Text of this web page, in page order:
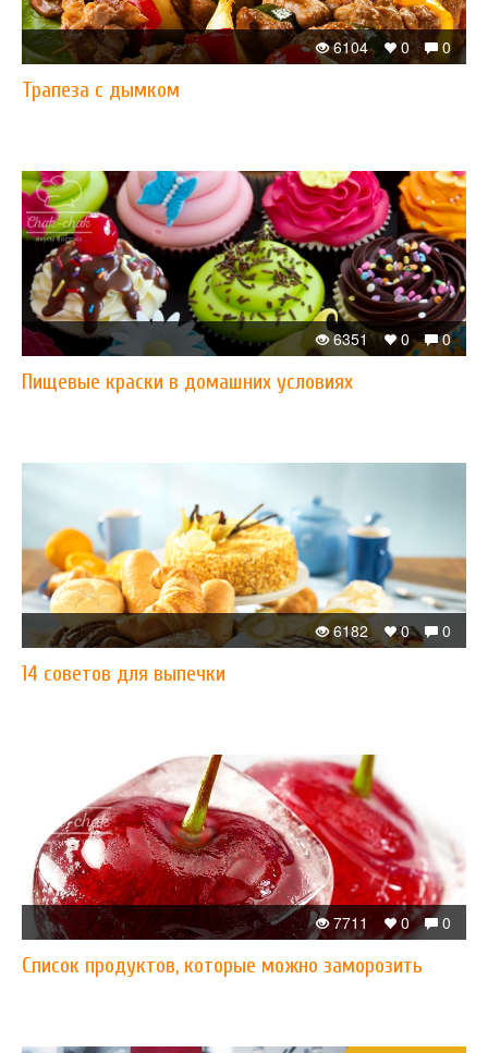
0
0
6104
Трапеза с дымком
0
0
6351
Пищевые краски в домашних условиях
0
0
6182
14 советов для выпечки
0
0
7711
Список продуктов, которые можно заморозить